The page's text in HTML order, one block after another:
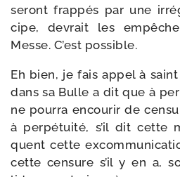
seront frap­pés par une
cipe, devrait les
Messe. C’est possible.
Eh bien, je fais appel à
dans sa Bulle a dit que à
ne pour­ra encou­rir de
à per­pé­tui­té, s’il dit cette
quent cette
cette cen­sure s’il y en a,